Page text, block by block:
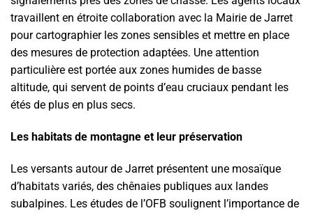
travaillent en étroite collaboration avec la Mairie de Jarret
pour cartographier les zones sensibles et mettre en place
des mesures de protection adaptées. Une attention
particulière est portée aux zones humides de basse
altitude, qui servent de points d’eau cruciaux pendant les
étés de plus en plus secs.
Les habitats de montagne et leur préservation
Les versants autour de Jarret présentent une mosaïque
d’habitats variés, des chênaies publiques aux landes
subalpines. Les études de l’OFB soulignent l’importance de